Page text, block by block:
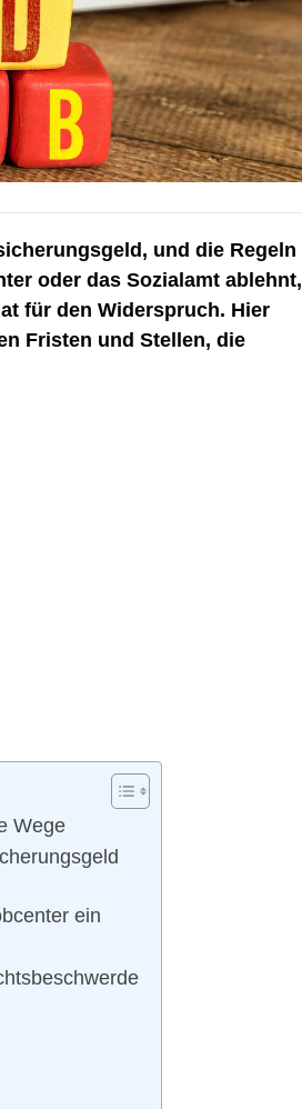
und die Regeln
oder das Sozialamt ablehnt,
für den Widerspruch. Hier
Fristen und Stellen, die
Wege
ein